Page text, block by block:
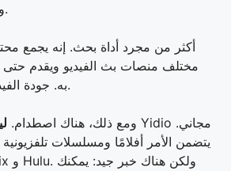
والتلفزيون الخاصة بك.
مختلف منصات بث الفيديو ويقدم
به. جودة الفيديو في التطبيق رائعة.
ومع ذلك، هناك اصطدام.
يتضمن الأمر أفلامًا ومسلسلات